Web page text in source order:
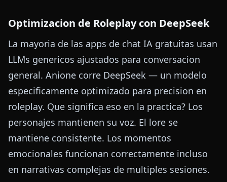
Optimizacion de Roleplay con DeepSeek
La mayoria de las apps de chat IA gratuitas usan
LLMs genericos ajustados para conversacion
general. Anione corre DeepSeek — un modelo
especificamente optimizado para precision en
roleplay. Que significa eso en la practica? Los
personajes mantienen su voz. El lore se
mantiene consistente. Los momentos
emocionales funcionan correctamente incluso
en narrativas complejas de multiples sesiones.